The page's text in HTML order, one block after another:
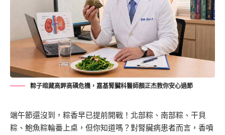
粽子暗藏高鉀高磷危機，嘉基腎臟科醫師顏正杰教你安心過節
端午節還沒到， 粽香早已提前開戰！北部粽 、南部粽 、干貝
粽 、鮑魚粽輪番上桌，但你知道嗎？對腎臟病患者而言，香噴